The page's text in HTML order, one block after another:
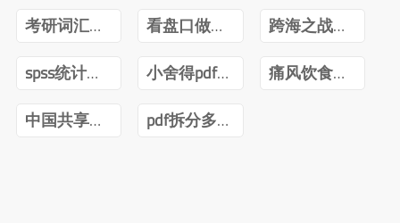
考研词汇闪过2022版PDF
看盘口做短线曹明成Pdf
跨海之战金门海南一江山PDF下载
spss统计分析与数据挖掘第三版pdf
小舍得pdf百度网盘
痛风饮食调养一本就够pdf下载
中国共享经济发展报告(2020)pdf
pdf拆分多个pdf免费